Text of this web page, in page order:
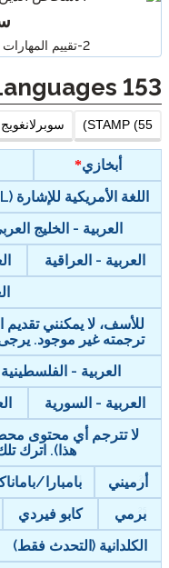
2-تقييم المهارات للغات الأقل اختبارًا بشكل كبير
153
STAMP (55) سوبرلانغويج
أبخازي
اللغة الأمريكية للإشارة (ASL)
العربية - الخليج
العربية - العراقية
للأسف، لا يمكنني
ترجمته غير موجود.
العربية - الفلسطينية
العربية - السورية
لا تترجم أي محتوى
هذا). اترك
أرميني
بامبارا/
برمي
كابو فيردي
الكلدانية (التحدث فقط)